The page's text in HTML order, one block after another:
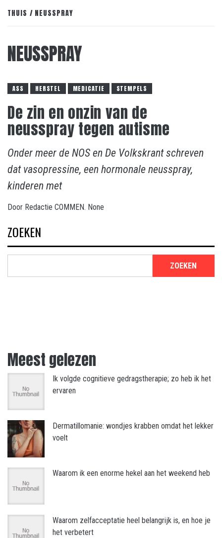
THUIS NEUSSPRAY
NEUSSPRAY
ASS HERSTEL MEDICATIE STEMPELS
De zin en onzin van de
neusspray tegen autisme
Onder meer de NOS en De Volkskrant schreven
dat vasopressine, een hormonale neusspray,
kinderen met
Door Redactie COMMEN. None
ZOEKEN
ZOEKEN
Meest gelezen
Ik volgde cognitieve gedragstherapie; zo heb ik het
ervaren
Dermatillomanie: wondjes krabben omdat het lekker
voelt
Waarom ik een enorme hekel aan het weekend heb
Waarom zelfacceptatie heel belangrijk is, en hoe je
het verbetert